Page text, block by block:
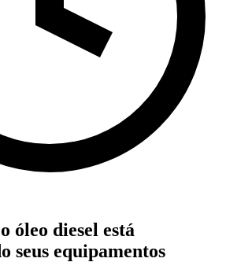
óleo diesel está
seus equipamentos